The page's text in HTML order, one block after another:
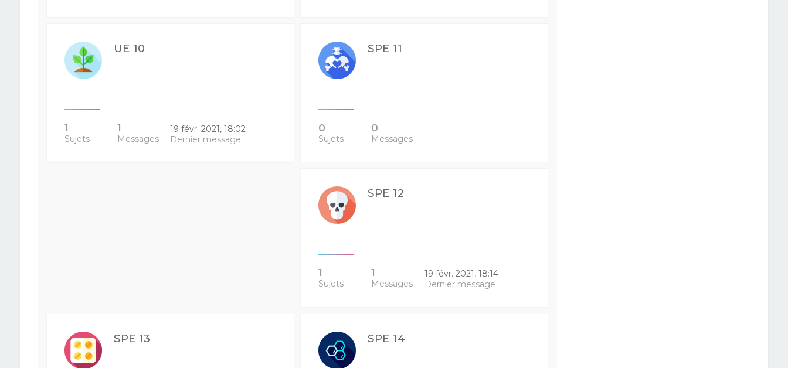
UE 10
1
Sujets
1
Messages
19 févr. 2021, 18:02
Dernier message
SPE 11
0
Sujets
0
Messages
SPE 12
1
Sujets
1
Messages
19 févr. 2021, 18:14
Dernier message
SPE 13 SPE 14